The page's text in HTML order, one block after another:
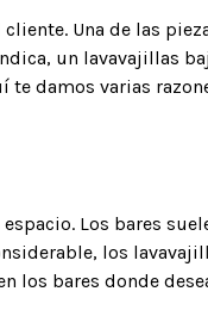
Una de las
un lavavajillas
damos varias
Los bares
los
bares donde